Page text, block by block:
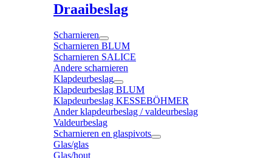
Draaibeslag
Scharnieren
Scharnieren BLUM
Scharnieren SALICE
Andere scharnieren
Klapdeurbeslag
Klapdeurbeslag BLUM
Klapdeurbeslag KESSEBÖHMER
Ander klapdeurbeslag / valdeurbeslag
Valdeurbeslag
Scharnieren en glaspivots
Glas/glas
Glas/hout